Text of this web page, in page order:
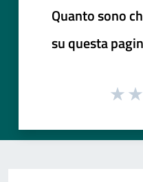
Quanto sono
su questa